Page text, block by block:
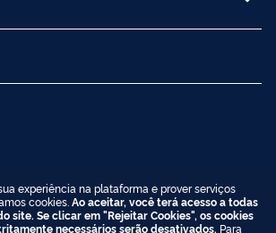
experiência na plataforma e prover serviços
cookies. Ao aceitar, você terá acesso a todas
site. Se clicar em "Rejeitar Cookies", os cookies
necessários serão desativados. Para